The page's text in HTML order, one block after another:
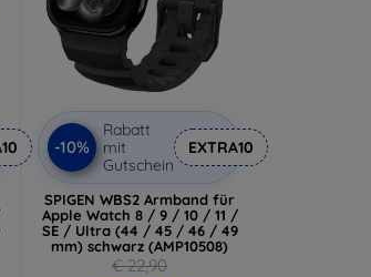
-10%
Rabatt
mit
Gutschein
EXTRA10
SPIGEN WBS2 Armband für
Apple Watch 8 / 9 / 10 / 11 /
SE / Ultra (44 / 45 / 46 / 49
mm) schwarz (AMP10508)
€ 22,90